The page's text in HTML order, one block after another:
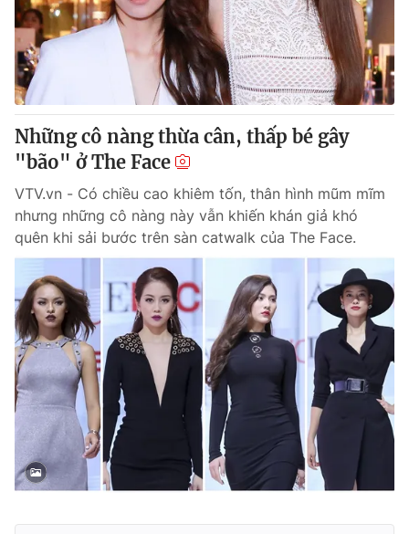
Những cô nàng thừa cân, thấp bé gây
"bão" ở The Face
VTV.vn - Có chiều cao khiêm tốn, thân hình mũm mĩm
nhưng những cô nàng này vẫn khiến khán giả khó
quên khi sải bước trên sàn catwalk của The Face.